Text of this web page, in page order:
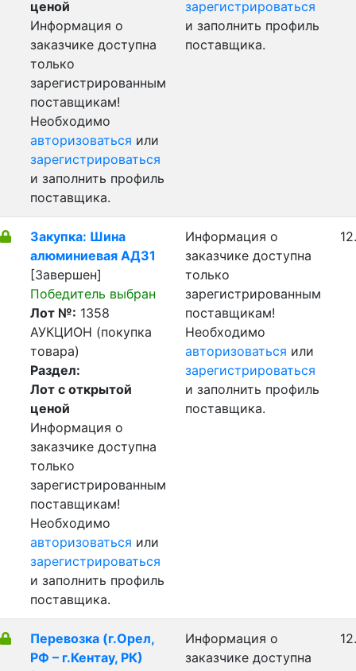
ценой
Информация о
заказчике доступна
только
зарегистрированным
поставщикам!
Необходимо
авторизоваться или
зарегистрироваться
и заполнить профиль
поставщика.
зарегистрироваться
и заполнить профиль
поставщика.
Закупка: Шина
алюминиевая АД31
[Завершен]
Победитель выбран
Лот №: 1358
АУКЦИОН (покупка
товара)
Раздел:
Лот с открытой
ценой
Информация о
заказчике доступна
только
зарегистрированным
поставщикам!
Необходимо
авторизоваться или
зарегистрироваться
и заполнить профиль
поставщика.
Информация о
заказчике доступна
только
зарегистрированным
поставщикам!
Необходимо
авторизоваться или
зарегистрироваться
и заполнить профиль
поставщика.
Перевозка (г.Орел,
РФ – г.Кентау, РК)
Информация о
заказчике доступна